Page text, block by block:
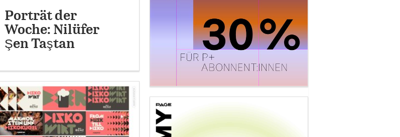
Porträt der
Woche: Nilüfer
Şen Taştan